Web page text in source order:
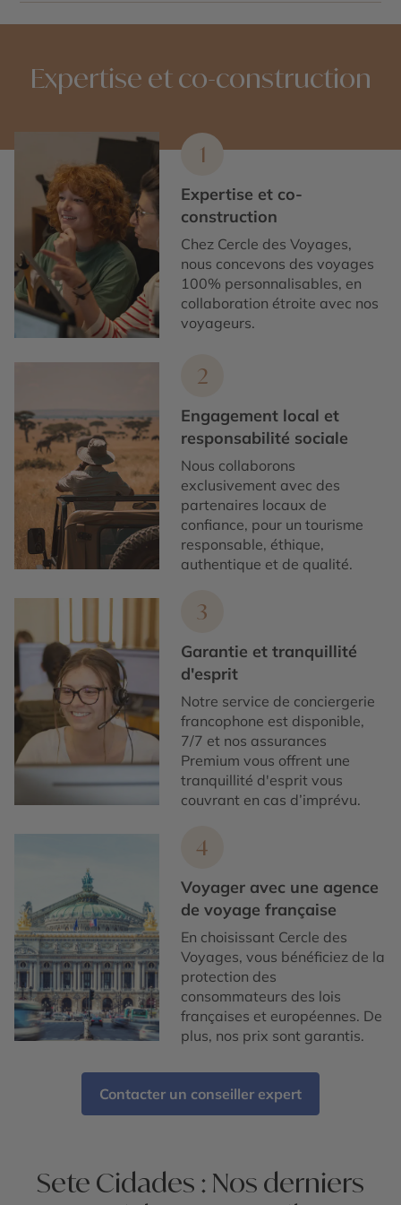
La période de mai à octobre est idéale pour profiter
Expertise et co-construction
1
Expertise et co-
construction
Chez Cercle des Voyages,
nous concevons des voyages
100% personnalisables, en
collaboration étroite avec nos
voyageurs.
2
Engagement local et
responsabilité sociale
Nous collaborons
exclusivement avec des
partenaires locaux de
confiance, pour un tourisme
responsable, éthique,
authentique et de qualité.
3
Garantie et tranquillité
d'esprit
Notre service de conciergerie
francophone est disponible,
7/7 et nos assurances
Premium vous offrent une
tranquillité d'esprit vous
couvrant en cas d’imprévu.
4
Voyager avec une agence
de voyage française
En choisissant Cercle des
Voyages, vous bénéficiez de la
protection des
consommateurs des lois
françaises et européennes. De
plus, nos prix sont garantis.
Contacter un conseiller expert
Sete Cidades : Nos derniers